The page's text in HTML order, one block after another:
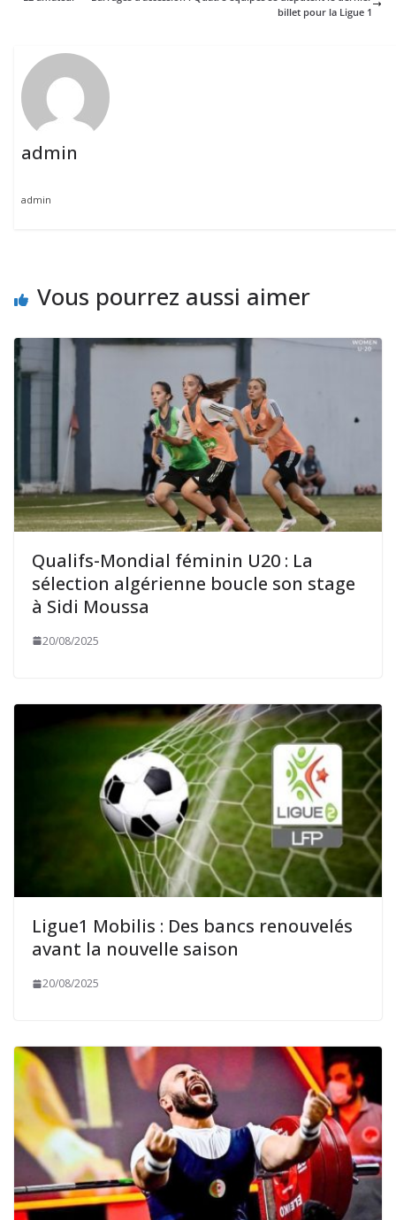
billet pour la Ligue 1
admin
admin
Vous pourrez aussi aimer
Qualifs-Mondial féminin U20 : La
sélection algérienne boucle son stage
à Sidi Moussa
20/08/2025
Ligue1 Mobilis : Des bancs renouvelés
avant la nouvelle saison
20/08/2025